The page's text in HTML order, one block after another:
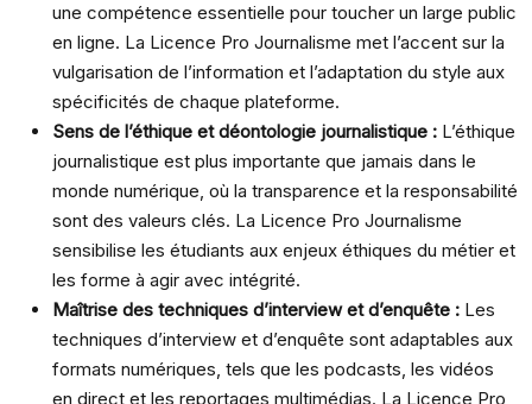
une compétence essentielle pour toucher un large public
en ligne. La Licence Pro Journalisme met l’accent sur la
vulgarisation de l’information et l’adaptation du style aux
spécificités de chaque plateforme.
Sens de l’éthique et déontologie journalistique : L’éthique
journalistique est plus importante que jamais dans le
monde numérique, où la transparence et la responsabilité
sont des valeurs clés. La Licence Pro Journalisme
sensibilise les étudiants aux enjeux éthiques du métier et
les forme à agir avec intégrité.
Maîtrise des techniques d’interview et d’enquête : Les
techniques d’interview et d’enquête sont adaptables aux
formats numériques, tels que les podcasts, les vidéos
en direct et les reportages multimédias. La Licence Pro